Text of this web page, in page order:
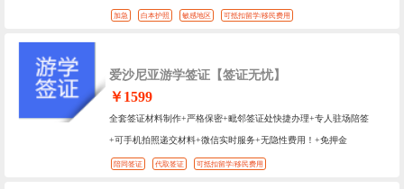
加急 白本护照 敏感地区 可抵扣留学/移民费用
爱沙尼亚游学签证【签证无忧】
￥1599
全套签证材料制作+严格保密+毗邻签证处快捷办理+专人驻场陪签
+可手机拍照递交材料+微信实时服务+无隐性费用！+免押金
陪同签证 代取签证 可抵扣留学/移民费用